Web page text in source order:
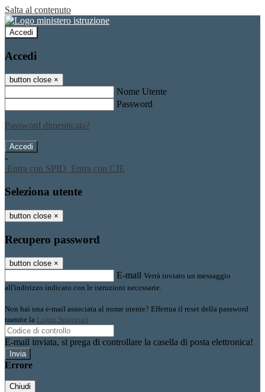
Salta al contenuto
Accedi
Accedi
button close ×
Nome Utente
Password
Password dimenticata?
-
Entra con SPID Entra con CIE
Seleziona utente
button close ×
Recupero password
button close ×
E-mail Verrà inviato un messaggio
all'indirizzo indicato con le istruzioni necessarie.
Non hai una e-mail associata al nome utente? Effettua il reset della password
tramite la Login Spaggiari
E-mail inviata, si prega di controllare la casella di posta elettronica!
Errore
Chiudi